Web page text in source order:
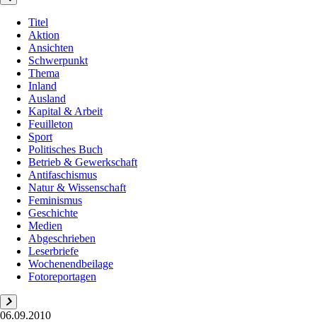
Titel
Aktion
Ansichten
Schwerpunkt
Thema
Inland
Ausland
Kapital & Arbeit
Feuilleton
Sport
Politisches Buch
Betrieb & Gewerkschaft
Antifaschismus
Natur & Wissenschaft
Feminismus
Geschichte
Medien
Abgeschrieben
Leserbriefe
Wochenendbeilage
Fotoreportagen
06.09.2010